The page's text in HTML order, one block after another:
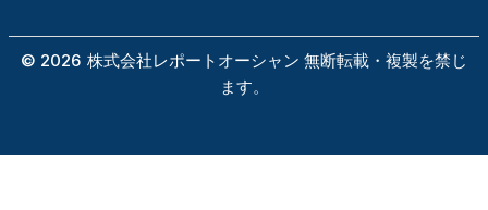
© 2026 株式会社レポートオーシャン 無断転載・複製を禁じ
ます。